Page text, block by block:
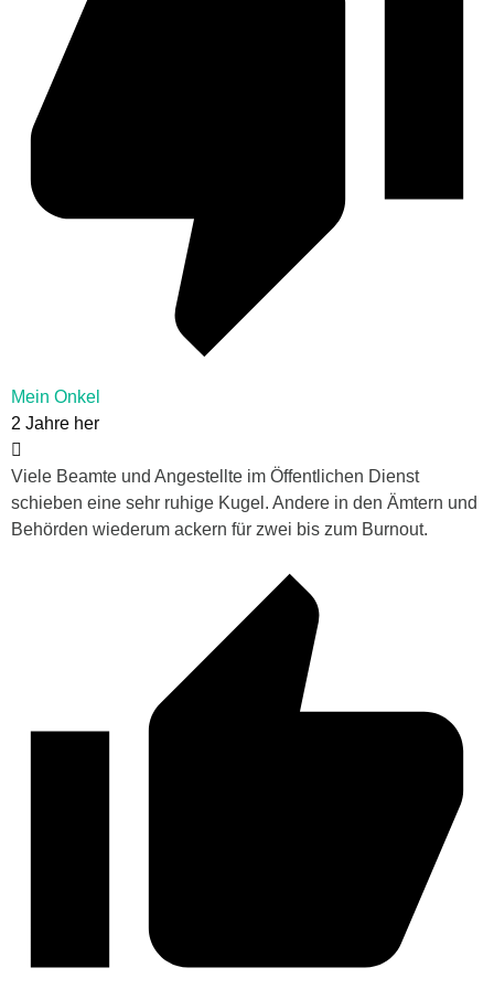
Mein Onkel
2 Jahre her
Viele Beamte und Angestellte im Öffentlichen Dienst
schieben eine sehr ruhige Kugel. Andere in den Ämtern und
Behörden wiederum ackern für zwei bis zum Burnout.